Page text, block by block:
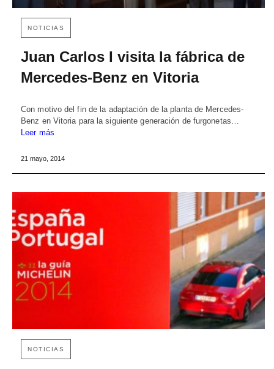
NOTICIAS
Juan Carlos I visita la fábrica de
Mercedes-Benz en Vitoria
Con motivo del fin de la adaptación de la planta de Mercedes-
Benz en Vitoria para la siguiente generación de furgonetas…
Leer más
21 mayo, 2014
NOTICIAS